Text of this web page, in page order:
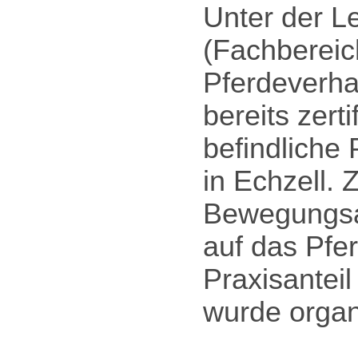
Unter der
bereits
befindliche
in Echzell.
auf das
wurde